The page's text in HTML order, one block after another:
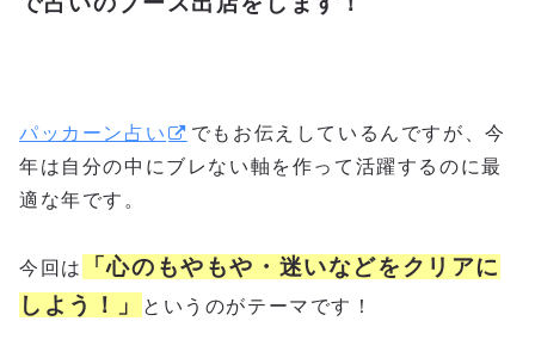
パッカーン占い
でもお伝えしているんですが、今
年は自分の中にブレない軸を作って活躍するのに最
適な年です。
今回は
「心のもやもや・迷いなどをクリアに
しよう！」
というのがテーマです！